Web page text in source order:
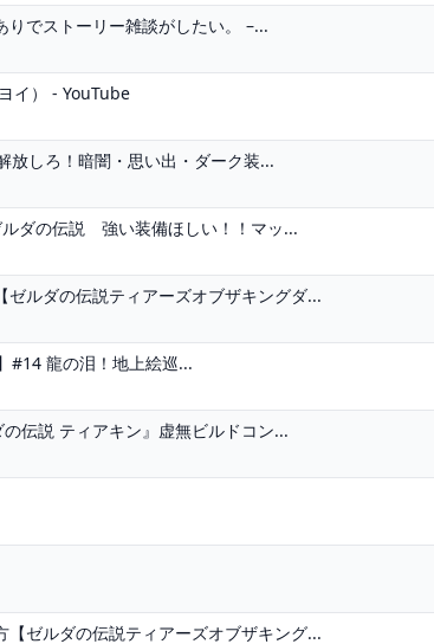
でストーリー雑談がしたい。 –...
イ） - YouTube
放しろ！暗闇・思い出・ダーク装...
ダの伝説 強い装備ほしい！！マッ...
ルダの伝説ティアーズオブザキングダ...
#14 龍の泪！地上絵巡...
伝説 ティアキン』虚無ビルドコン...
ゼルダの伝説ティアーズオブザキング...